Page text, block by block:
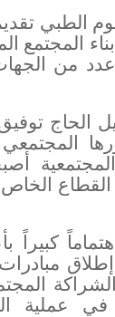
الطبي
من
الحاج
كبيراً
عملية